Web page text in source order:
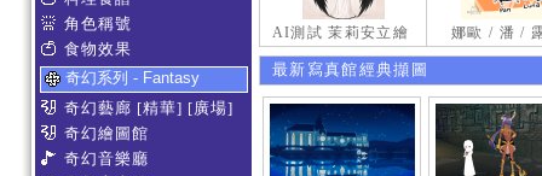
角色稱號
食物效果
奇幻系列 - Fantasy
奇幻藝廊 [精華] [廣場]
奇幻繪圖館
奇幻音樂廳
AI測試 茉莉安立繪 娜歐 / 潘 /
最新寫真館經典擷圖